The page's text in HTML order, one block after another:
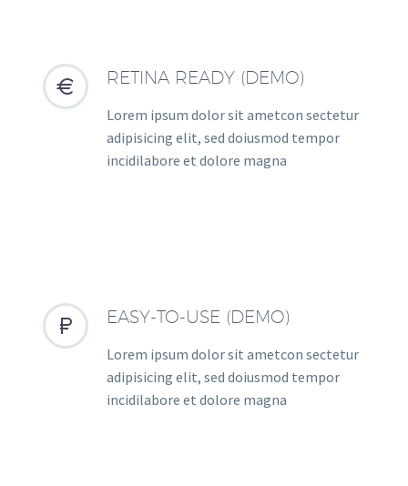

 RETINA READY (DEMO)
Lorem ipsum dolor sit ametcon sectetur
adipisicing elit, sed doiusmod tempor
incidilabore et dolore magna

 EASY-TO-USE (DEMO)
Lorem ipsum dolor sit ametcon sectetur
adipisicing elit, sed doiusmod tempor
incidilabore et dolore magna